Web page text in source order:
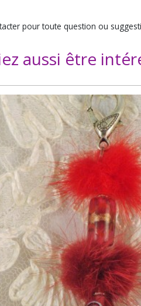
pour toute question ou
aussi être